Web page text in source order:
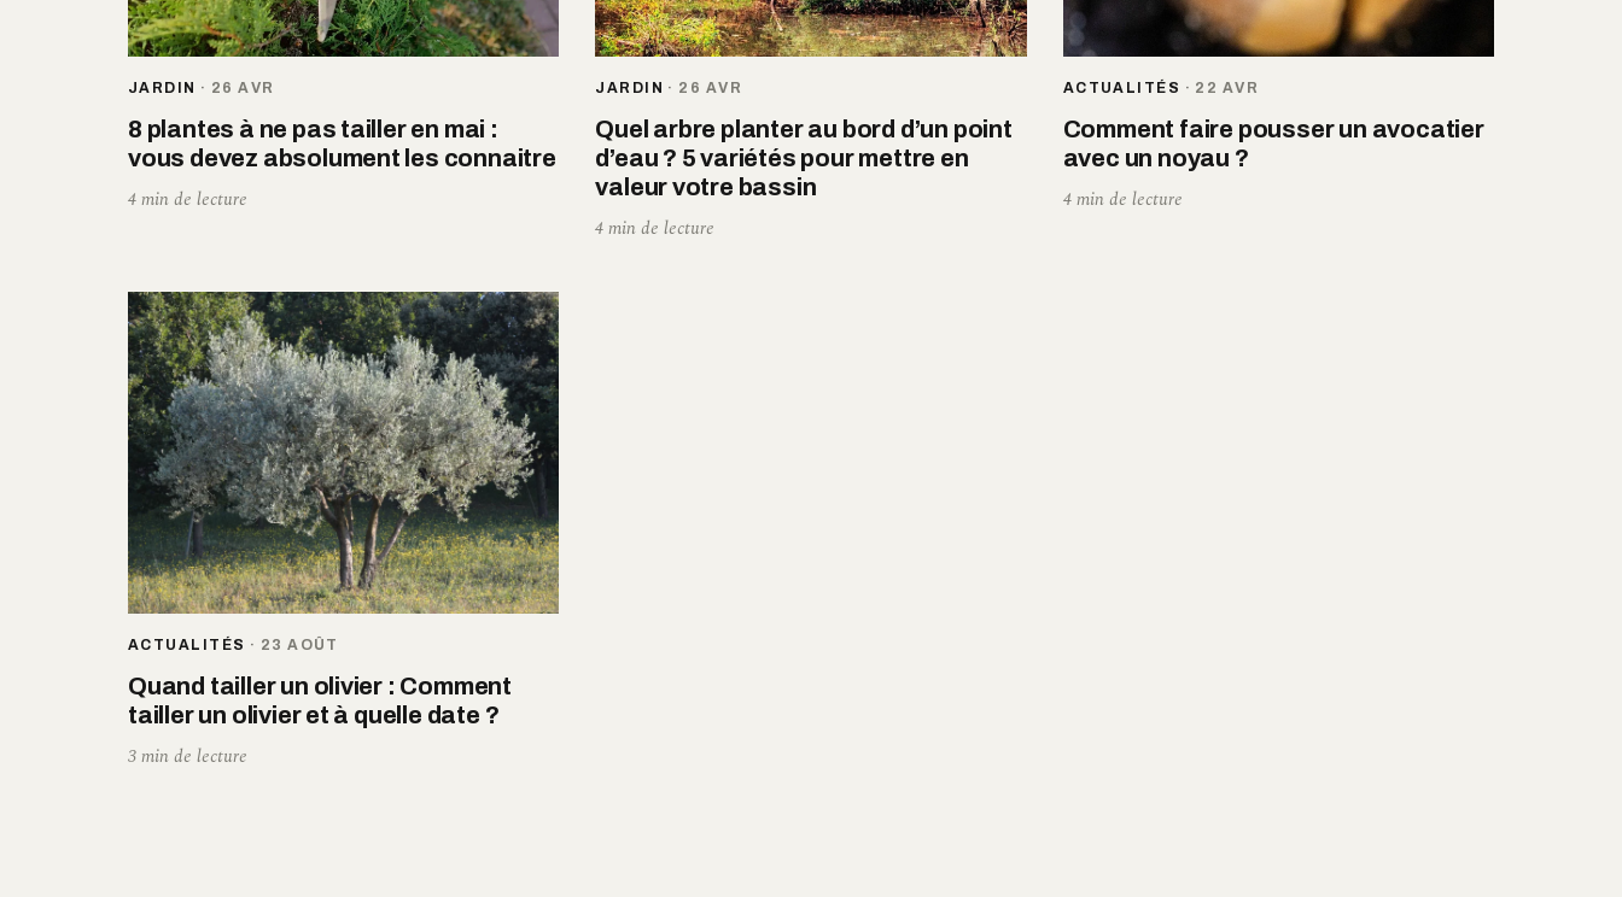
JARDIN · 26 AVR
8 plantes à ne pas tailler en mai :
vous devez absolument les connaitre
4 min de lecture
JARDIN · 26 AVR
Quel arbre planter au bord d’un point
d’eau ? 5 variétés pour mettre en
valeur votre bassin
4 min de lecture
ACTUALITÉS · 22 AVR
Comment faire pousser un avocatier
avec un noyau ?
4 min de lecture
ACTUALITÉS · 23 AOÛT
Quand tailler un olivier : Comment
tailler un olivier et à quelle date ?
3 min de lecture